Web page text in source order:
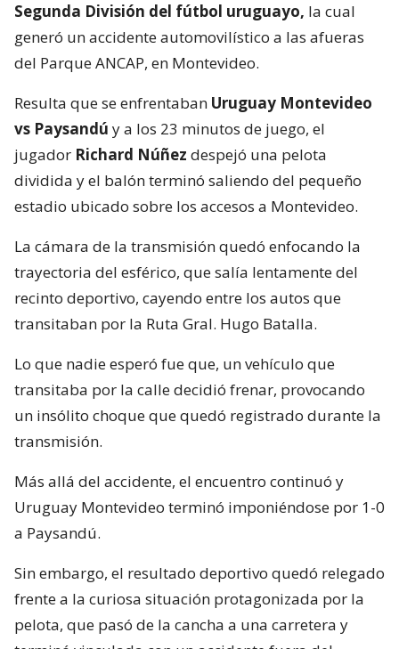
Segunda División del fútbol uruguayo, la cual
generó un accidente automovilístico a las afueras
del Parque ANCAP, en Montevideo.
Resulta que se enfrentaban Uruguay Montevideo
vs Paysandú y a los 23 minutos de juego, el
jugador Richard Núñez despejó una pelota
dividida y el balón terminó saliendo del pequeño
estadio ubicado sobre los accesos a Montevideo.
La cámara de la transmisión quedó enfocando la
trayectoria del esférico, que salía lentamente del
recinto deportivo, cayendo entre los autos que
transitaban por la Ruta Gral. Hugo Batalla.
Lo que nadie esperó fue que, un vehículo que
transitaba por la calle decidió frenar, provocando
un insólito choque que quedó registrado durante la
transmisión.
Más allá del accidente, el encuentro continuó y
Uruguay Montevideo terminó imponiéndose por 1-0
a Paysandú.
Sin embargo, el resultado deportivo quedó relegado
frente a la curiosa situación protagonizada por la
pelota, que pasó de la cancha a una carretera y